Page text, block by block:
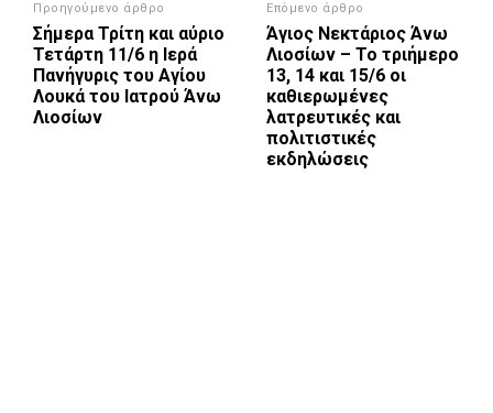
Προηγούμενο άρθρο
Σήμερα Τρίτη και αύριο
Τετάρτη 11/6 η Ιερά
Πανήγυρις του Αγίου
Λουκά του Ιατρού Άνω
Λιοσίων
Επόμενο άρθρο
Άγιος Νεκτάριος Άνω
Λιοσίων – Το τριήμερο
13, 14 και 15/6 οι
καθιερωμένες
λατρευτικές και
πολιτιστικές
εκδηλώσεις